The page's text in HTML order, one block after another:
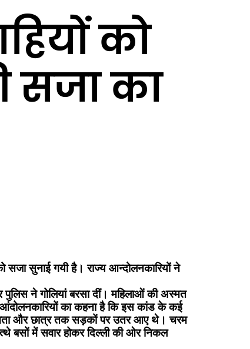
को
सजा का
सजा सुनाई गयी है। राज्य आन्दोलनकारियों ने
ने गोलियां बरसा दीं। महिलाओं की अस्मत
का कहना है कि इस कांड के कई
और छात्र तक सड़कों पर उतर आए थे। चरम
बसों में सवार होकर दिल्ली की ओर निकल